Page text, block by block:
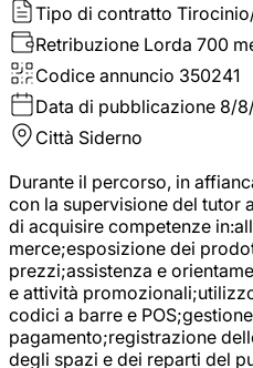
Tipo di contratto
Retribuzione Lorda 700
Codice annuncio 350241
Data di pubblicazione 8/
Città Siderno
Durante il percorso, in
con la supervisione del tutor
di acquisire competenze
merce;esposizione dei
prezzi;assistenza e
e attività
codici a barre e
pagamento;registrazione
degli spazi e dei reparti del